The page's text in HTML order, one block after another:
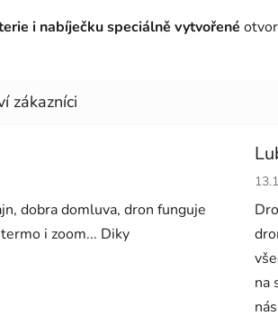
i nabíječku speciálně vytvořené
je 5 z 5 hvězdiček.
dobra domluva, dron funguje
i zoom... Diky
na